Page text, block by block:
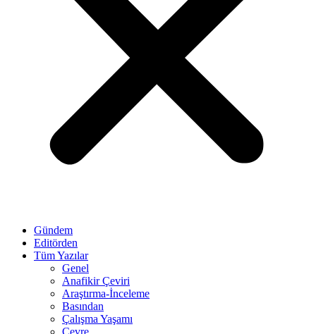
Gündem
Editörden
Tüm Yazılar
Genel
Anafikir Çeviri
Araştırma-İnceleme
Basından
Çalışma Yaşamı